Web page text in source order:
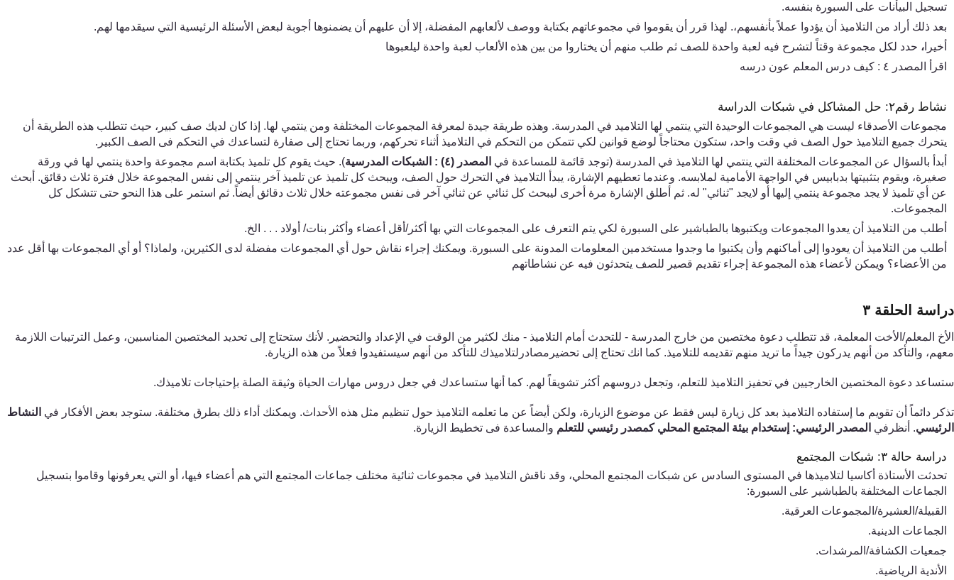
تسجيل البيأنات على السبورة بنفسه.
بعد ذلك أراد من التلاميذ أن يؤدوا عملاً بأنفسهم،. لهذا قرر أن يقوموا في مجموعاتهم بكتابة ووصف لألعابهم المفضلة، إلا أن عليهم أن يضمنوها أجوبة لبعض الأسئلة الرئيسية التي سيقدمها لهم.
أخيرا ، حدد لكل مجموعة وقتاً لتشرح فيه لعبة واحدة للصف ثم طلب منهم أن يختاروا من بين هذه الألعاب لعبة واحدة ليلعبوها
اقرأ المصدر ٤ : كيف درس المعلم عون درسه
نشاط رقم٢: حل المشاكل في شبكات الدراسة
مجموعات الأصدقاء ليست هي المجموعات الوحيدة التي ينتمي لها التلاميد في المدرسة. وهذه طريقة جيدة لمعرفة المجموعات المختلفة ومن ينتمي لها. إذا كان لديك صف كبير ، حيث تتطلب هذه الطريقة أن
يتحرك جميع التلاميذ حول الصف في وقت واحد، ستكون محتاجاً لوضع قوانين لكي تتمكن من التحكم في التلاميذ أثناء تحركهم، وربما تحتاج إلى صفارة لتساعدك في التحكم فى الصف الكبير.
أبدأ بالسؤال عن المجموعات المختلفة التي ينتمي لها التلاميذ في المدرسة (توجد قائمة للمساعدة في المصدر (٤) : الشبكات المدرسية ). حيث يقوم كل تلميذ بكتابة اسم مجموعة واحدة ينتمي لها في ورقة
صغيرة، ويقوم بتثبيتها بدبابيس في الواجهة الأمامية لملابسه. وعندما تعطيهم الإشارة، يبدأ التلاميذ في التحرك حول الصف، ويبحث كل تلميذ عن تلميذ آخر ينتمي إلى نفس المجموعة خلال فترة ثلاث دقائق. أبحث
عن أي تلميذ لا يجد مجموعة ينتمي إليها أو لايجد "ثنائي" له. ثم أطلق الإشارة مرة أخرى ليبحث كل ثنائي عن ثنائي آخر فى نفس مجموعته خلال ثلاث دقائق أيضاً. ثم استمر على هذا النحو حتى تتشكل كل
المجموعات.
طلب من التلاميذ أن يعدوا المجموعات ويكتبوها بالطباشير على السبورة لكي يتم التعرف على المجموعات التي بها أكثر/أقل أعضاء وأكثر بنات/ أولاد . . . الخ.
أطلب من التلاميذ أن يعودوا إلى أماكنهم وأن يكتبوا ما وجدوا مستخدمين المعلومات المدونة على السبورة. ويمكنك إجراء نقاش حول أ ي المجموعات مفضلة لدى الكثيرين، ولماذا؟ أو أي المجموعات بها أقل عدد
من الأعضاء؟ ويمكن لأعضاء هذه المجموعة إجراء تقديم قصير للصف يتحدثون فيه عن نشاطاتهم
دراسة الحلقة ٣
الأخ المعلم/الأخت المعلمة، قد تتطلب دعوة مختصين من خارج المدرسة - للتحدث أمام التلاميذ - منك لكثير من الوقت في الإعداد والتحضير. لأنك ستحتاج إلى تحديد المختصين المناسبين، وعمل الترتيبات اللازمة
معهم، والتأكد من أنهم يدركون جيداً ما تريد منهم تقديمه للتلاميذ. كما انك تحتاج إلى تحضيرمصادرلتلاميذك للتأكد من أنهم سيستفيدوا فعلاً من هذه الزيارة.
ستساعد دعوة المختصين الخارجيين في تحفيز التلاميذ للتعلم، وتجعل دروسهم أكثر تشويقاً لهم. كما أنها ستساعدك في جعل دروس مهارات الحياة وثيقة الصلة بإحتياجات تلاميذك.
تذكر دائماً أن تقويم ما إستفاده التلاميذ بعد كل زيارة ليس فقط عن موضوع الزيارة، ولكن أيضاً عن ما تعلمه التلاميذ حول تنظيم مثل هذه الأحداث. ويمكنك أداء ذلك بطرق مختلفة. ستوجد بعض الأفكار في النشاط
الرئيسي. أنظرفي المصدر الرئيسي: إستخدام بيئة المجتمع المحلي كمصدر رئيسي للتعلم والمساعدة فى تخطيط الزيارة.
دراسة حالة ٣: شبكات المجتمع
تحدثت الأستاذة أكاسيا لتلاميذها في المستوى السادس عن شبكات المجتمع المحلي، وقد ناقش التلاميذ في مجموعات ثنائية مختلف جماعات المجتمع التي هم أعضاء فيها، أو التي يعرفونها وقاموا بتسجيل
الجماعات المختلفة بالطباشير على السبورة:
القبيلة/العشيرة/المجموعات العرقية.
الجماعات الدينية.
جمعيات الكشافة/المرشدات.
الأندية الرياضية.